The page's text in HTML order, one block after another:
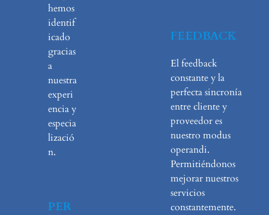
hemos
identif
icado
gracias
a
nuestra
experi
encia y
especia
lizació
n.
PER
FEEDBACK
El feedback
constante y la
perfecta sincronía
entre cliente y
proveedor es
nuestro modus
operandi.
Permitiéndonos
mejorar nuestros
servicios
constantemente.